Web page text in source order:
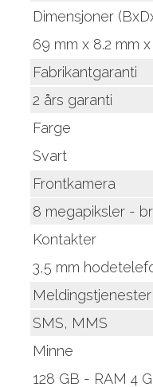
Dimensjoner
69 mm x 8.2 mm
Fabrikantgaranti
2 års garanti
Farge
Svart
Frontkamera
8 megapiksler -
Kontakter
3,5 mm
Meldingstjenester
SMS, MMS
Minne
128 GB - RAM 4